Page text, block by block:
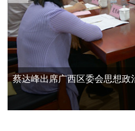
蔡达峰出席广西区委会思想政